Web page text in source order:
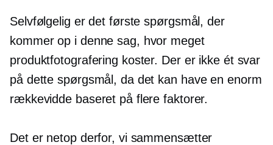
Selvfølgelig er det første spørgsmål, der
kommer op i denne sag, hvor meget
produktfotografering koster. Der er ikke ét svar
på dette spørgsmål, da det kan have en enorm
rækkevidde baseret på flere faktorer.
Det er netop derfor, vi sammensætter